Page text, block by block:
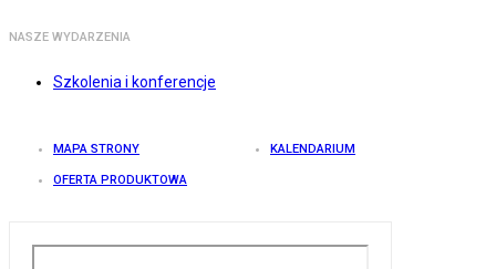
NASZE WYDARZENIA
Szkolenia i konferencje
MAPA STRONY KALENDARIUM
OFERTA PRODUKTOWA